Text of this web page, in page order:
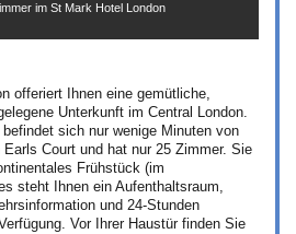
im St Mark Hotel London
offeriert Ihnen eine gemütliche,
Unterkunft im Central London.
sich nur wenige Minuten von
Court und hat nur 25 Zimmer. Sie
Frühstück (im
steht Ihnen ein Aufenthaltsraum,
und 24-Stunden
Vor Ihrer Haustür finden Sie